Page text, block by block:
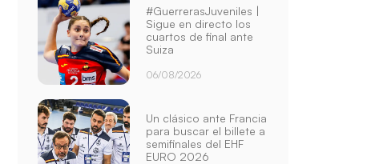
#GuerrerasJuveniles |
Sigue en directo los
cuartos de final ante
Suiza
06/08/2026
Un clásico ante Francia
para buscar el billete a
semifinales del EHF
EURO 2026